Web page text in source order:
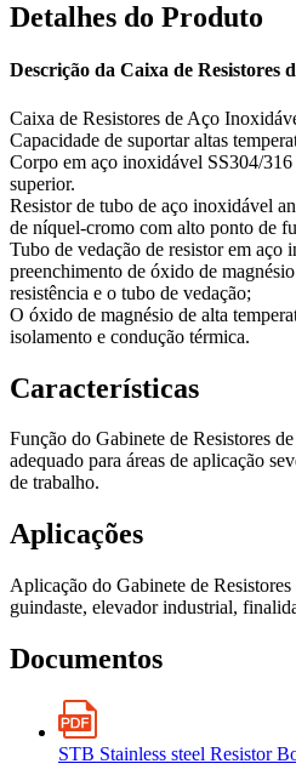
Detalhes do Produto
Descrição da Caixa de Resistores
Caixa de Resistores de Aço
Capacidade de suportar altas
Corpo em aço inoxidável SS304/
superior.
Resistor de tubo de aço inoxidável
de níquel-cromo com alto ponto de
Tubo de vedação de resistor em
preenchimento de óxido de
resistência e o tubo de vedação;
O óxido de magnésio de alta
isolamento e condução térmica.
Características
Função do Gabinete de Resistores
adequado para áreas de aplicação
de trabalho.
Aplicações
Aplicação do Gabinete de
guindaste, elevador industrial,
Documentos
STB Stainless steel Resistor